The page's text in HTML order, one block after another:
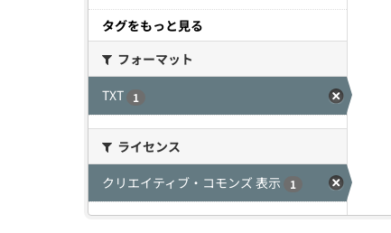
タグをもっと見る
フォーマット
TXT
1
ライセンス
クリエイティブ・コモンズ 表示
1